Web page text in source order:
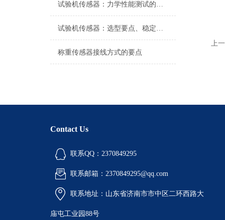
试验机传感器：力学性能测试的核心组件解析
试验机传感器：选型要点、稳定性及分类详解
称重传感器接线方式的要点
上
Contact Us
联系QQ：2370849295
联系邮箱：2370849295@qq.com
联系地址：山东省济南市市中区二环西路大
庙屯工业园88号